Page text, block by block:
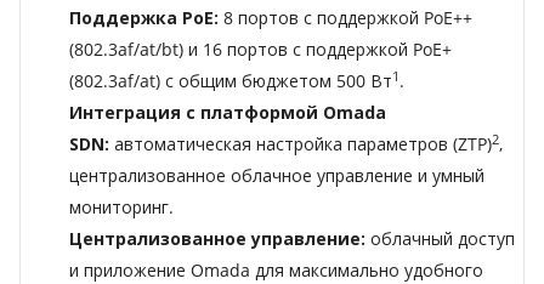
Поддержка PoE: 8 портов с поддержкой PoE++
(802.3af/at/bt) и 16 портов с поддержкой PoE+
(802.3af/at) с общим бюджетом 500 Вт1 .
Интеграция с платформой Omada
SDN: автоматическая настройка параметров (ZTP)2,
централизованное облачное управление и умный
мониторинг.
Централизованное управление: облачный доступ
и приложение Omada для максимально удобного